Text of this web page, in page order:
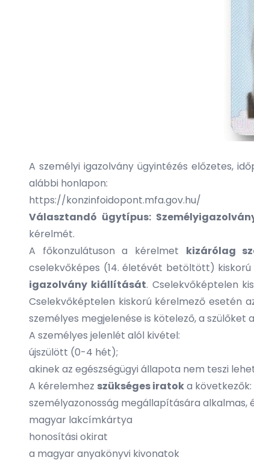
A személyi igazolvány ügyintézés előzetes,
alábbi honlapon:
https://konzinfoidopont.mfa.gov.hu/
Választandó ügytípus:
kérelmét.
A főkonzulátuson a kérelmet kizárólag
cselekvőképes (14. életévét betöltött)
igazolvány kiállítását. Cselekvőképtelen
Cselekvőképtelen kiskorú kérelmező esetén
személyes megjelenése is kötelező, a
A személyes jelenlét alól kivétel:
újszülött (0-4 hét);
akinek az egészségügyi állapota nem teszi
A kérelemhez szükséges iratoka következők:
személyazonosság megállapítására
magyar lakcímkártya
honosítási okirat
a magyar anyakönyvi kivonatok